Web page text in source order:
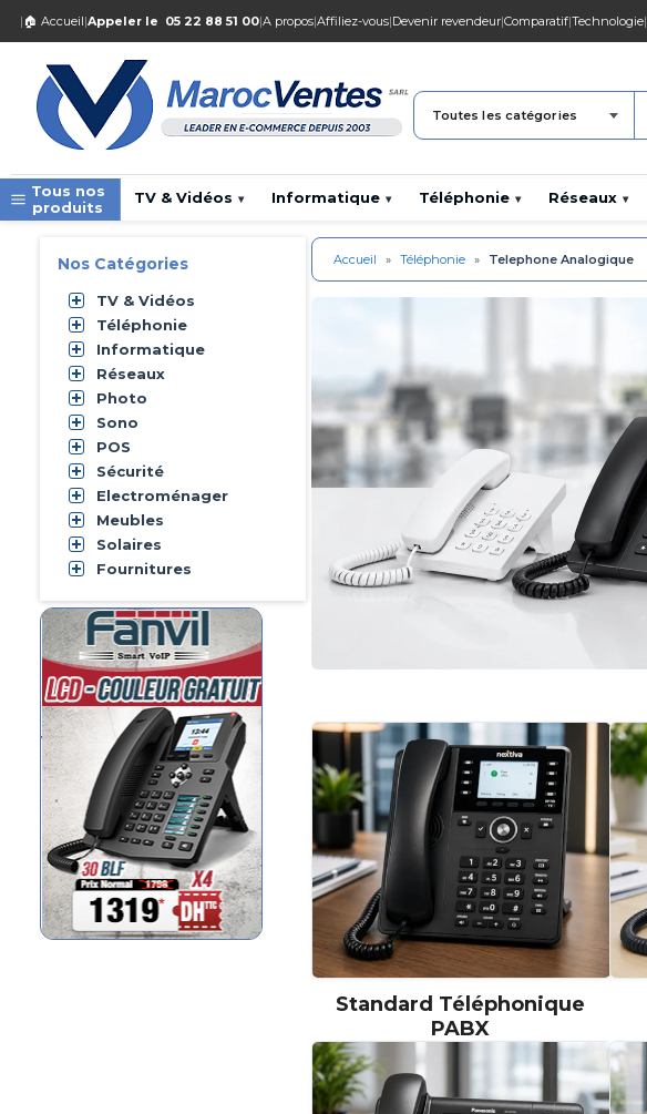
| 🏠 Accueil|Appeler le 05 22 88 51 00|A propos|Affiliez-vous|Devenir revendeur|Comparatif|Technologie|
Toutes les catégories
Tous nos
produits
TV & Vidéos ▾ Informatique ▾ Téléphonie ▾ Réseaux ▾
Nos Catégories
TV & Vidéos
Téléphonie
Informatique
Réseaux
Photo
Sono
POS
Sécurité
Electroménager
Meubles
Solaires
Fournitures
Fanvil X4 Couleur et 30 BLF
Fanvil Maroc Fanvil Fanvil
X4LCD Couleur et 30 BLF
VoxStack Module de Passerelle
4 GSM Channels
Openvox Maroc Openvox
Openvox VS-GWM400G
IPPBX complèt Elastix avec 2
ouverture 2 carte PCIe
Accueil » Téléphonie » Telephone Analogique
Standard Téléphonique
PABX